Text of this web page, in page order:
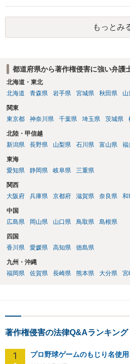
た、改変・SNS掲載が認められたオー
件に従って使う方法もあります。トレ
自分だけの学習用にとどめるのが安全で
もっとみ
都道府県から著作権侵害に強い弁護
北海道・東北
北海道
青森県 岩手県 宮城県 秋田県 山
関東
東京都
神奈川県 千葉県 埼玉県 茨城県
北陸・甲信越
新潟県
長野県 山梨県 石川県 富山県 福
東海
愛知県
静岡県 岐阜県 三重県
関西
大阪府
兵庫県 京都府 滋賀県 奈良県 和
中国
広島県
岡山県 山口県 鳥取県 島根県
四国
香川県
愛媛県 高知県 徳島県
九州・沖縄
福岡県
佐賀県 長崎県 熊本県 大分県 宮
著作権侵害の法律Q&Aランキング
1 プロ野球ゲームのもじり名使